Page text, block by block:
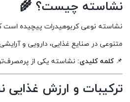
نشاسته چیست؟ 🌾
نشاسته نوعی کربوهیدرات پیچیده است
متنوعی در صنایع غذایی، دارویی و
📌کلمه کلیدی: نشاسته یکی از
ترکیبات و ارزش غذایی